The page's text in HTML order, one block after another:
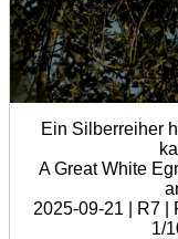
Ein Silberreiher
A Great White
2025-09-21 | R7 |
1/